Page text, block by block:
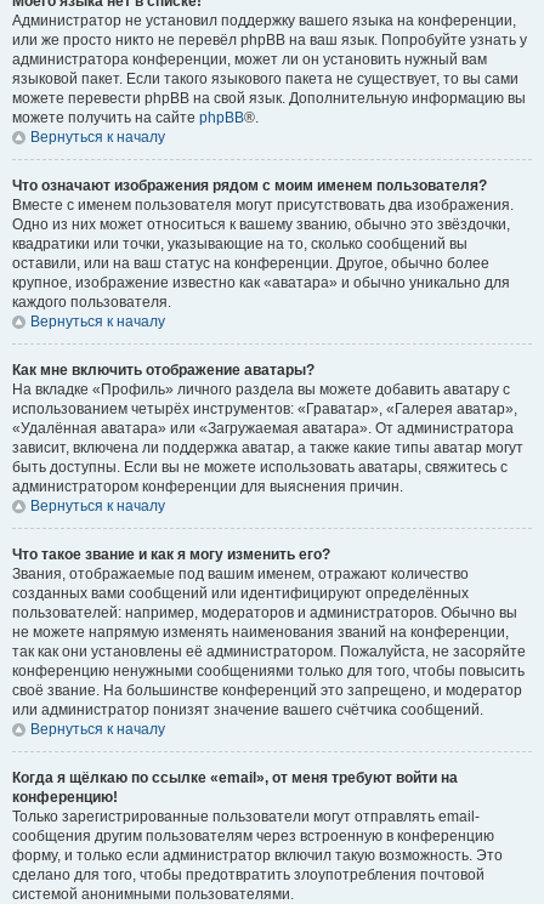
Администратор не установил поддержку вашего языка на конференции,
или же просто никто не перевёл phpBB на ваш язык. Попробуйте узнать у
администратора конференции, может ли он установить нужный вам
языковой пакет. Если такого языкового пакета не существует, то вы сами
можете перевести phpBB на свой язык. Дополнительную информацию вы
можете получить на сайте phpBB®.
Вернуться к началу
Что означают изображения рядом с моим именем пользователя?
Вместе с именем пользователя могут присутствовать два изображения.
Одно из них может относиться к вашему званию, обычно это звёздочки,
квадратики или точки, указывающие на то, сколько сообщений вы
оставили, или на ваш статус на конференции. Другое, обычно более
крупное, изображение известно как «аватара» и обычно уникально для
каждого пользователя.
Вернуться к началу
Как мне включить отображение аватары?
На вкладке «Профиль» личного раздела вы можете добавить аватару с
использованием четырёх инструментов: «Граватар», «Галерея аватар»,
«Удалённая аватара» или «Загружаемая аватара». От администратора
зависит, включена ли поддержка аватар, а также какие типы аватар могут
быть доступны. Если вы не можете использовать аватары, свяжитесь с
администратором конференции для выяснения причин.
Вернуться к началу
Что такое звание и как я могу изменить его?
Звания, отображаемые под вашим именем, отражают количество
созданных вами сообщений или идентифицируют определённых
пользователей: например, модераторов и администраторов. Обычно вы
не можете напрямую изменять наименования званий на конференции,
так как они установлены её администратором. Пожалуйста, не засоряйте
конференцию ненужными сообщениями только для того, чтобы повысить
своё звание. На большинстве конференций это запрещено, и модератор
или администратор понизят значение вашего счётчика сообщений.
Вернуться к началу
Когда я щёлкаю по ссылке «email», от меня требуют войти на
конференцию!
Только зарегистрированные пользователи могут отправлять email-
сообщения другим пользователям через встроенную в конференцию
форму, и только если администратор включил такую возможность. Это
сделано для того, чтобы предотвратить злоупотребления почтовой
системой анонимными пользователями.